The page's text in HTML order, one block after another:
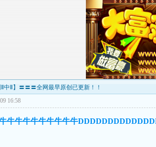
Ⅱ】〓〓〓全网最早原创已更新！！
16:58
牛牛牛牛牛牛牛牛牛